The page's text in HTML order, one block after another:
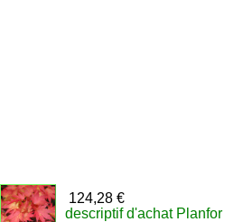
124,28 €
descriptif d'achat Planfor